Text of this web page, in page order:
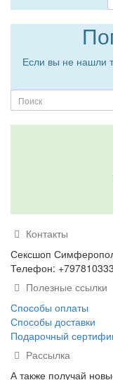
Если вы не нашли
Контакты
Сексшоп
Телефон:
Полезные ссылки
Способы оплаты
Способы доставки
Подарочный
Рассылка
А также получай